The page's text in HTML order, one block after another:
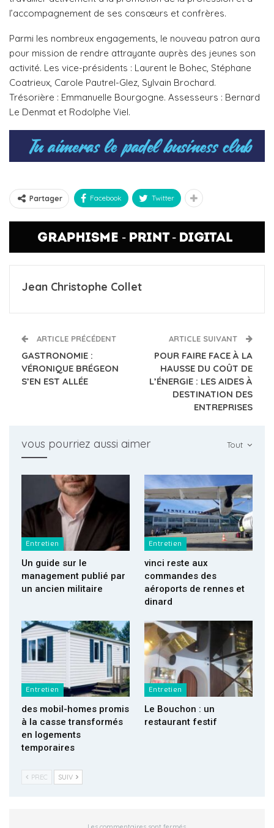
l’accompagnement de ses consœurs et confrères.
Parmi les nombreux engagements, le nouveau patron aura
pour mission de rendre attrayante auprès des jeunes son
activité. Les vice-présidents : Laurent le Bohec, Stéphane
Coatrieux, Carole Pautrel-Glez, Sylvain Brochard.
Trésorière : Emmanuelle Bourgogne. Assesseurs : Bernard
Le Denmat et Rodolphe Viel.
Partager Facebook Twitter
Jean Christophe Collet
ARTICLE PRÉCÉDENT
GASTRONOMIE :
VÉRONIQUE BRÉGEON
S’EN EST ALLÉE
ARTICLE SUIVANT
POUR FAIRE FACE À LA
HAUSSE DU COÛT DE
L’ÉNERGIE : LES AIDES À
DESTINATION DES
ENTREPRISES
Tout
vous pourriez aussi aimer
Entretien
Un guide sur le
management publié par
un ancien militaire
Entretien
vinci reste aux
commandes des
aéroports de rennes et
dinard
Entretien
des mobil-homes promis
à la casse transformés
en logements
temporaires
Entretien
Le Bouchon : un
restaurant festif
PREC SUIV